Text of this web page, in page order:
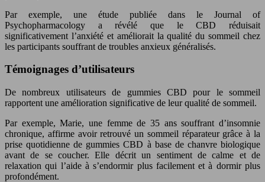
Par exemple, une étude publiée dans le Journal of
Psychopharmacology a révélé que le CBD réduisait
significativement l’anxiété et améliorait la qualité du sommeil chez
les participants souffrant de troubles anxieux généralisés.
Témoignages d’utilisateurs
De nombreux utilisateurs de gummies CBD pour le sommeil
rapportent une amélioration significative de leur qualité de sommeil.
Par exemple, Marie, une femme de 35 ans souffrant d’insomnie
chronique, affirme avoir retrouvé un sommeil réparateur grâce à la
prise quotidienne de gummies CBD à base de chanvre biologique
avant de se coucher. Elle décrit un sentiment de calme et de
relaxation qui l’aide à s’endormir plus facilement et à dormir plus
profondément.